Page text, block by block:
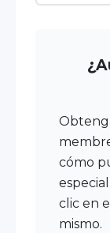
cómo
clic en
mismo.